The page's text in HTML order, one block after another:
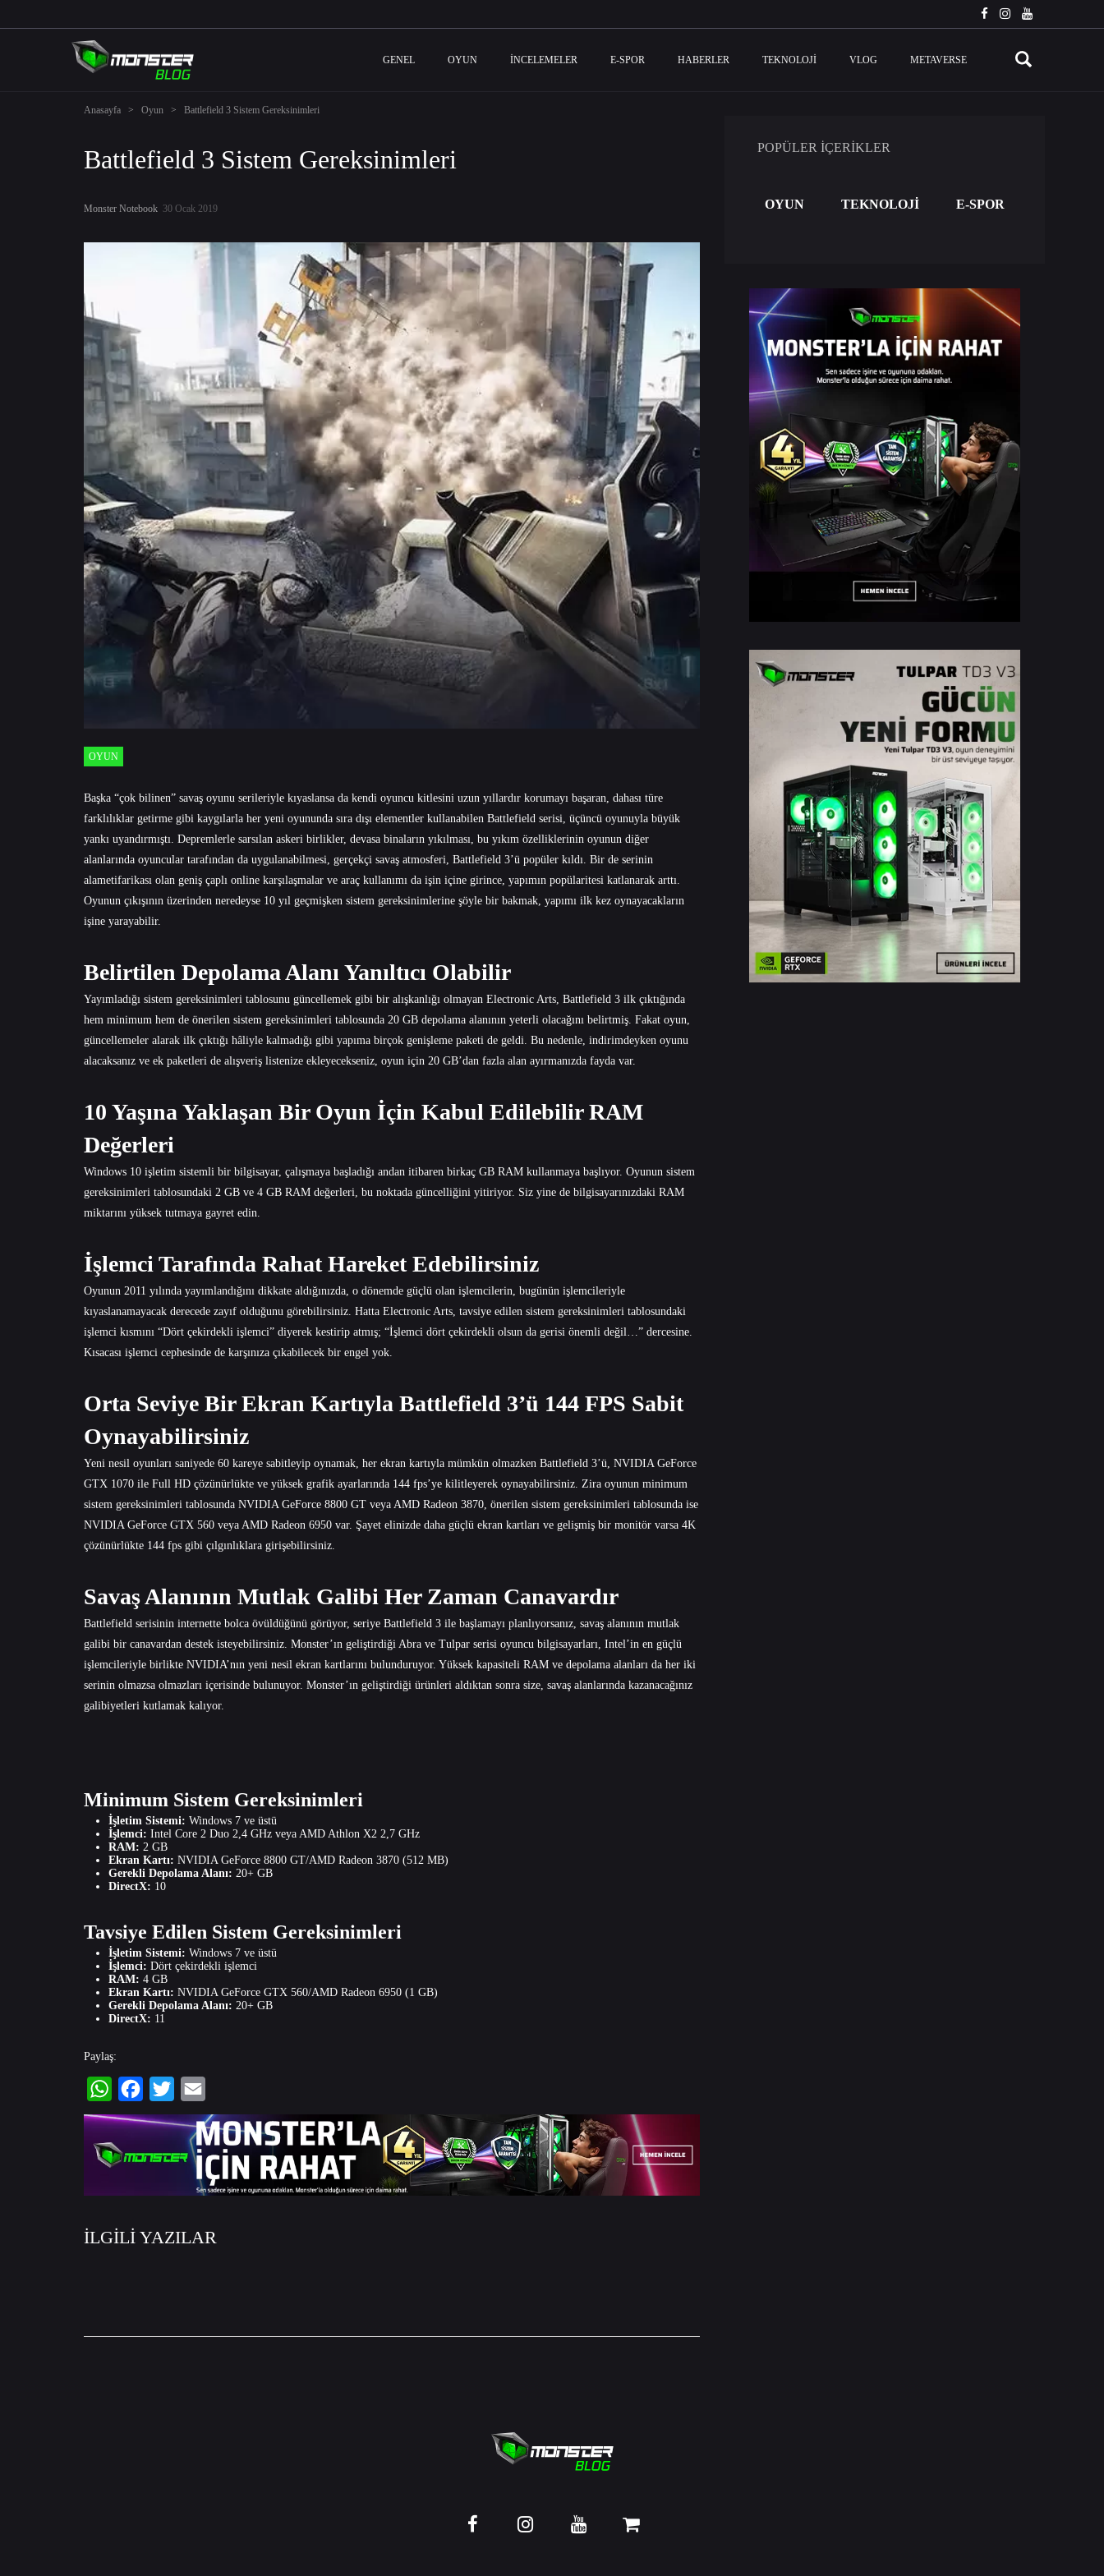
GENEL OYUN İNCELEMELER E-SPOR HABERLER TEKNOLOJI VLOG METAVERSE
Anasayfa > Oyun > Battlefield 3 Sistem Gereksinimleri
Battlefield 3 Sistem Gereksinimleri
Monster Notebook 30 Ocak 2019
OYUN
Başka “çok bilinen” savaş oyunu serileriyle kıyaslansa da kendi oyuncu kitlesini uzun yıllardır korumayı başaran, dahası türe
farklılıklar getirme gibi kaygılarla her yeni oyununda sıra dışı elementler kullanabilen Battlefield serisi, üçüncü oyunuyla büyük
yankı uyandırmıştı. Depremlerle sarsılan askeri birlikler, devasa binaların yıkılması, bu yıkım özelliklerinin oyunun diğer
alanlarında oyuncular tarafından da uygulanabilmesi, gerçekçi savaş atmosferi, Battlefield 3’ü popüler kıldı. Bir de serinin
alametifarikası olan geniş çaplı online karşılaşmalar ve araç kullanımı da işin içine girince, yapımın popülaritesi katlanarak arttı.
Oyunun çıkışının üzerinden neredeyse 10 yıl geçmişken sistem gereksinimlerine şöyle bir bakmak, yapımı ilk kez oynayacakların
işine yarayabilir.
Belirtilen Depolama Alanı Yanıltıcı Olabilir
Yayımladığı sistem gereksinimleri tablosunu güncellemek gibi bir alışkanlığı olmayan Electronic Arts, Battlefield 3 ilk çıktığında
hem minimum hem de önerilen sistem gereksinimleri tablosunda 20 GB depolama alanının yeterli olacağını belirtmiş. Fakat oyun,
güncellemeler alarak ilk çıktığı hâliyle kalmadığı gibi yapıma birçok genişleme paketi de geldi. Bu nedenle, indirimdeyken oyunu
alacaksanız ve ek paketleri de alışveriş listenize ekleyecekseniz, oyun için 20 GB’dan fazla alan ayırmanızda fayda var.
10 Yaşına Yaklaşan Bir Oyun İçin Kabul Edilebilir RAM
Değerleri
Windows 10 işletim sistemli bir bilgisayar, çalışmaya başladığı andan itibaren birkaç GB RAM kullanmaya başlıyor. Oyunun sistem
gereksinimleri tablosundaki 2 GB ve 4 GB RAM değerleri, bu noktada güncelliğini yitiriyor. Siz yine de bilgisayarınızdaki RAM
miktarını yüksek tutmaya gayret edin.
İşlemci Tarafında Rahat Hareket Edebilirsiniz
Oyunun 2011 yılında yayımlandığını dikkate aldığınızda, o dönemde güçlü olan işlemcilerin, bugünün işlemcileriyle
kıyaslanamayacak derecede zayıf olduğunu görebilirsiniz. Hatta Electronic Arts, tavsiye edilen sistem gereksinimleri tablosundaki
işlemci kısmını “Dört çekirdekli işlemci” diyerek kestirip atmış; “İşlemci dört çekirdekli olsun da gerisi önemli değil…” dercesine.
Kısacası işlemci cephesinde de karşınıza çıkabilecek bir engel yok.
Orta Seviye Bir Ekran Kartıyla Battlefield 3’ü 144 FPS Sabit
Oynayabilirsiniz
Yeni nesil oyunları saniyede 60 kareye sabitleyip oynamak, her ekran kartıyla mümkün olmazken Battlefield 3’ü, NVIDIA GeForce
GTX 1070 ile Full HD çözünürlükte ve yüksek grafik ayarlarında 144 fps’ye kilitleyerek oynayabilirsiniz. Zira oyunun minimum
sistem gereksinimleri tablosunda NVIDIA GeForce 8800 GT veya AMD Radeon 3870, önerilen sistem gereksinimleri tablosunda ise
NVIDIA GeForce GTX 560 veya AMD Radeon 6950 var. Şayet elinizde daha güçlü ekran kartları ve gelişmiş bir monitör varsa 4K
çözünürlükte 144 fps gibi çılgınlıklara girişebilirsiniz.
Savaş Alanının Mutlak Galibi Her Zaman Canavardır
Battlefield serisinin internette bolca övüldüğünü görüyor, seriye Battlefield 3 ile başlamayı planlıyorsanız, savaş alanının mutlak
galibi bir canavardan destek isteyebilirsiniz. Monster’ın geliştirdiği Abra ve Tulpar serisi oyuncu bilgisayarları, Intel’in en güçlü
işlemcileriyle birlikte NVIDIA’nın yeni nesil ekran kartlarını bulunduruyor. Yüksek kapasiteli RAM ve depolama alanları da her iki
serinin olmazsa olmazları içerisinde bulunuyor. Monster’ın geliştirdiği ürünleri aldıktan sonra size, savaş alanlarında kazanacağınız
galibiyetleri kutlamak kalıyor.
Minimum Sistem Gereksinimleri
İşletim Sistemi: Windows 7 ve üstü
İşlemci: Intel Core 2 Duo 2,4 GHz veya AMD Athlon X2 2,7 GHz
RAM: 2 GB
Ekran Kartı: NVIDIA GeForce 8800 GT/AMD Radeon 3870 (512 MB)
Gerekli Depolama Alanı: 20+ GB
DirectX: 10
Tavsiye Edilen Sistem Gereksinimleri
İşletim Sistemi: Windows 7 ve üstü
İşlemci: Dört çekirdekli işlemci
RAM: 4 GB
Ekran Kartı: NVIDIA GeForce GTX 560/AMD Radeon 6950 (1 GB)
Gerekli Depolama Alanı: 20+ GB
DirectX: 11
Paylaş:
WhatsAppFacebookTwitterEmail
İLGİLİ YAZILAR
POPÜLER İÇERİKLER
OYUN TEKNOLOJİ E-SPOR